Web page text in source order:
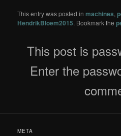
This entry was posted inmachines,
HendrikBloem2015. Bookmark the
This post is
Enter the
META